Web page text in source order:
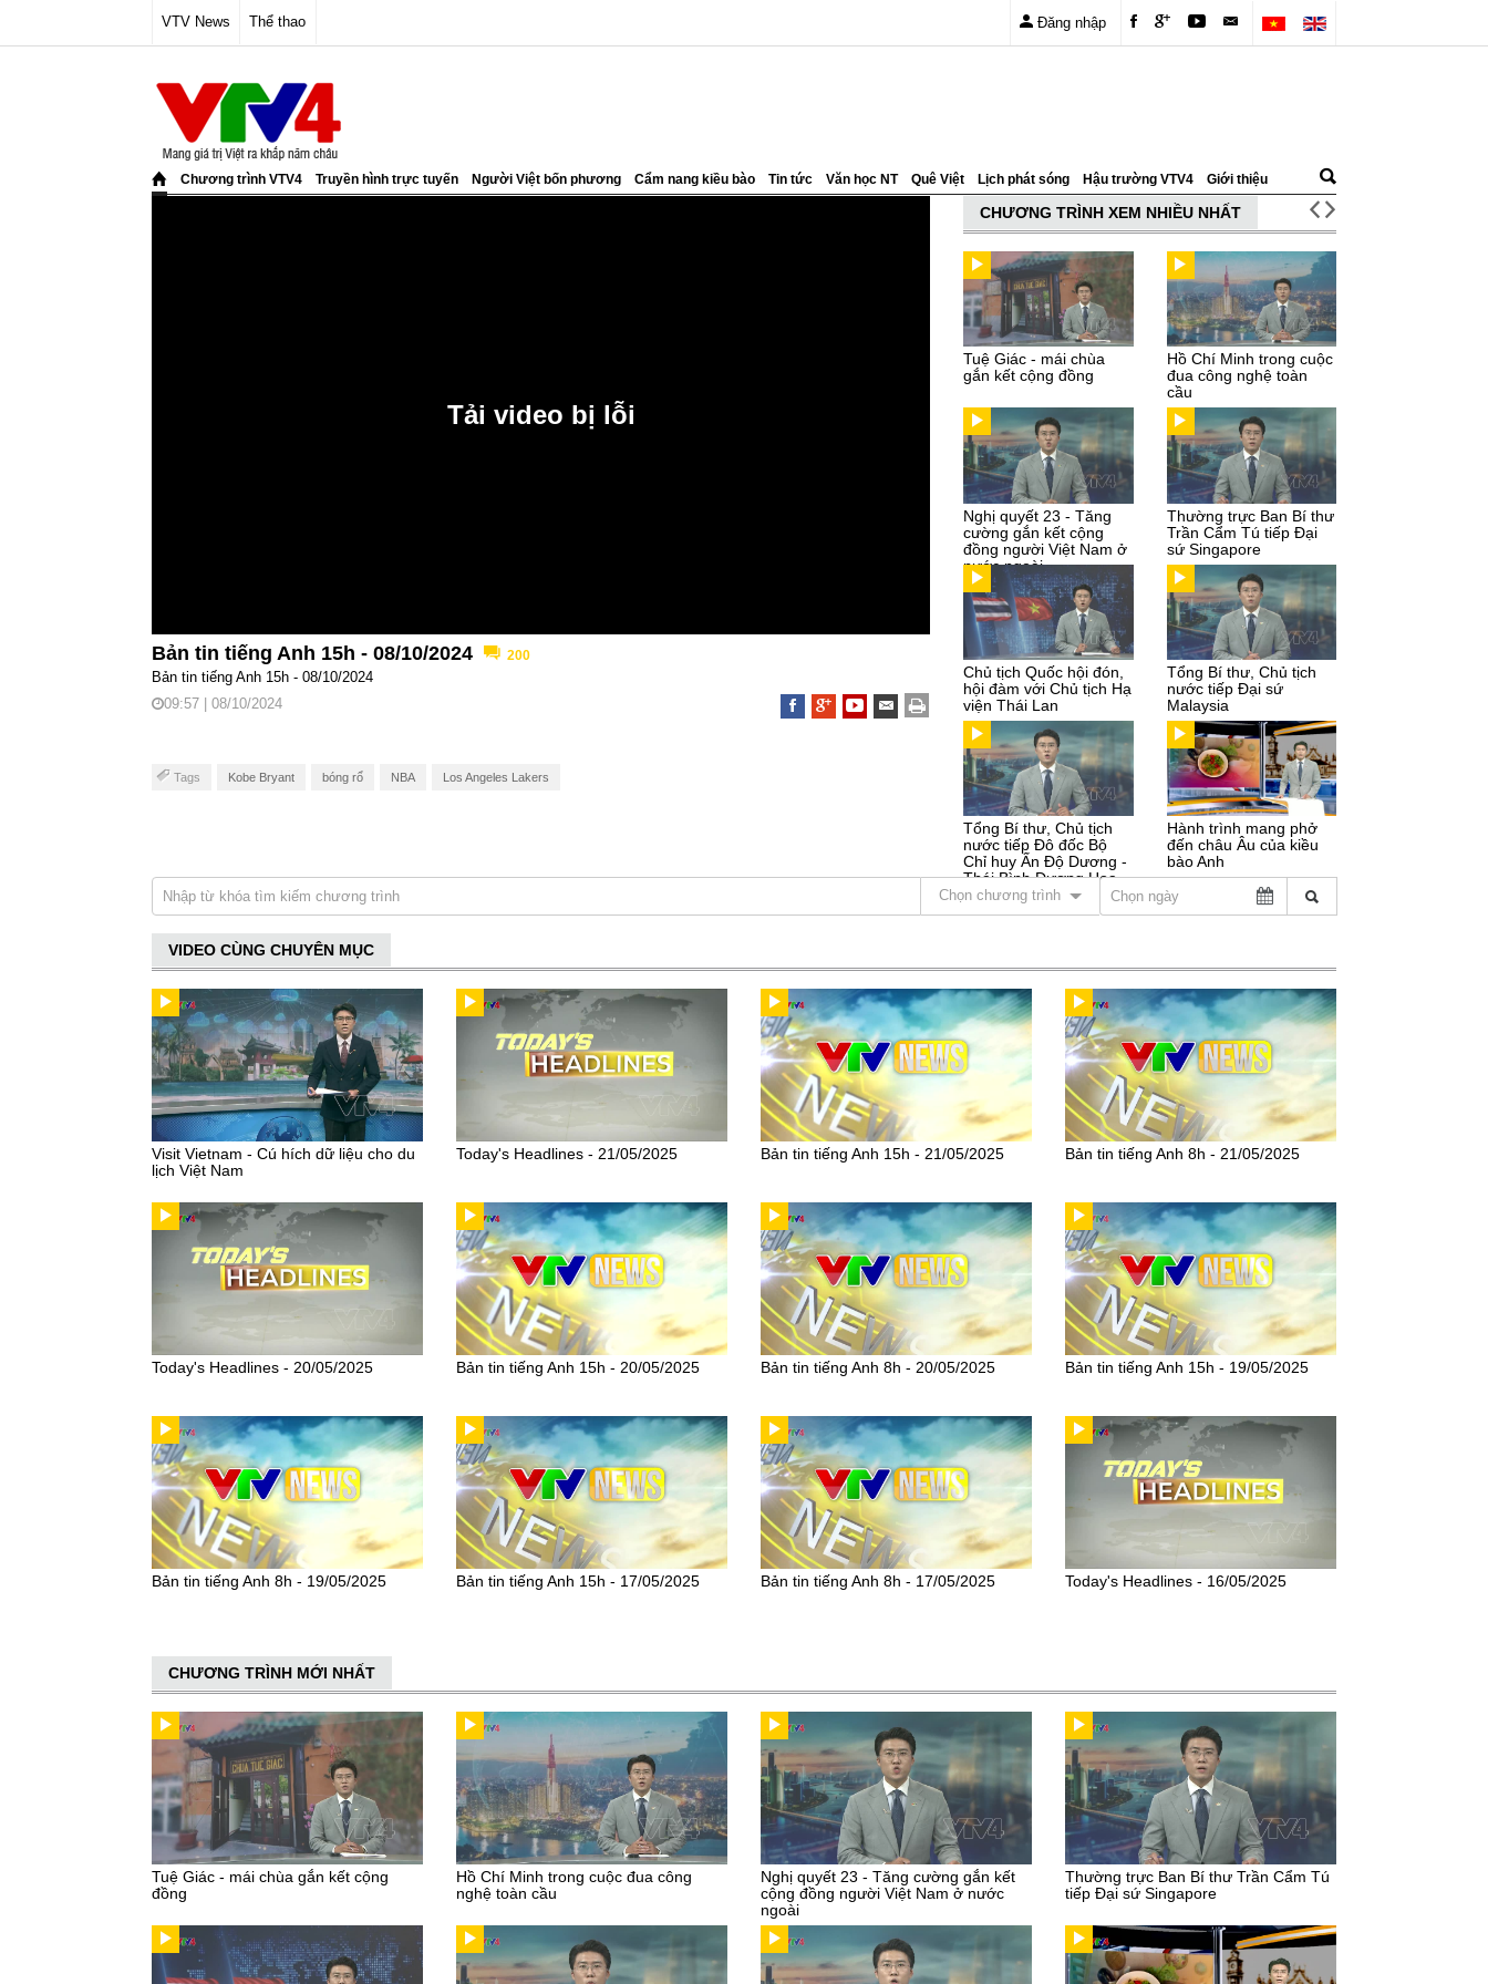
VTV News Thể thao Đăng nhập
Chương trình VTV4 Truyền hình trực tuyến Người Việt bốn phương Cẩm nang kiều bào Tin tức Văn học NT Quê Việt Lịch phát sóng Hậu trường VTV4 Giới thiệu
Bản tin tiếng Anh 15h - 08/10/2024 200
Bản tin tiếng Anh 15h - 08/10/2024
09:57 | 08/10/2024
Tags Kobe Bryant bóng rổ NBA Los Angeles Lakers
CHƯƠNG TRÌNH XEM NHIỀU NHẤT
Tuệ Giác - mái chùa
gắn kết cộng đồng
Hồ Chí Minh trong cuộc
đua công nghệ toàn
cầu
Nghị quyết 23 - Tăng
cường gắn kết cộng
đồng người Việt Nam ở
nước ngoài
Thường trực Ban Bí thư
Trần Cẩm Tú tiếp Đại
sứ Singapore
Chủ tịch Quốc hội đón,
hội đàm với Chủ tịch Hạ
viện Thái Lan
Tổng Bí thư, Chủ tịch
nước tiếp Đại sứ
Malaysia
Tổng Bí thư, Chủ tịch
nước tiếp Đô đốc Bộ
Chỉ huy Ấn Độ Dương -
Thái Bình Dương Hoa
Kỳ
Hành trình mang phở
đến châu Âu của kiều
bào Anh
Chọn chương trình
VIDEO CÙNG CHUYÊN MỤC
Visit Vietnam - Cú hích dữ liệu cho du
lịch Việt Nam
Today's Headlines - 21/05/2025 Bản tin tiếng Anh 15h - 21/05/2025 Bản tin tiếng Anh 8h - 21/05/2025
Today's Headlines - 20/05/2025 Bản tin tiếng Anh 15h - 20/05/2025 Bản tin tiếng Anh 8h - 20/05/2025 Bản tin tiếng Anh 15h - 19/05/2025
Bản tin tiếng Anh 8h - 19/05/2025 Bản tin tiếng Anh 15h - 17/05/2025 Bản tin tiếng Anh 8h - 17/05/2025 Today's Headlines - 16/05/2025
CHƯƠNG TRÌNH MỚI NHẤT
Tuệ Giác - mái chùa gắn kết cộng
đồng
Hồ Chí Minh trong cuộc đua công
nghệ toàn cầu
Nghị quyết 23 - Tăng cường gắn kết
cộng đồng người Việt Nam ở nước
ngoài
Thường trực Ban Bí thư Trần Cẩm Tú
tiếp Đại sứ Singapore